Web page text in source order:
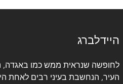
היידלברג
לחופשה שנראית ממש כמו באגדה,
העיר, הנחשבת בעיני רבים לאחת